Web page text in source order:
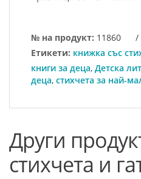
№ на продукт: 11860
/
Етикети: книжка със
книги за деца, Детска
деца, стихчета за най-
Други
стихчета и